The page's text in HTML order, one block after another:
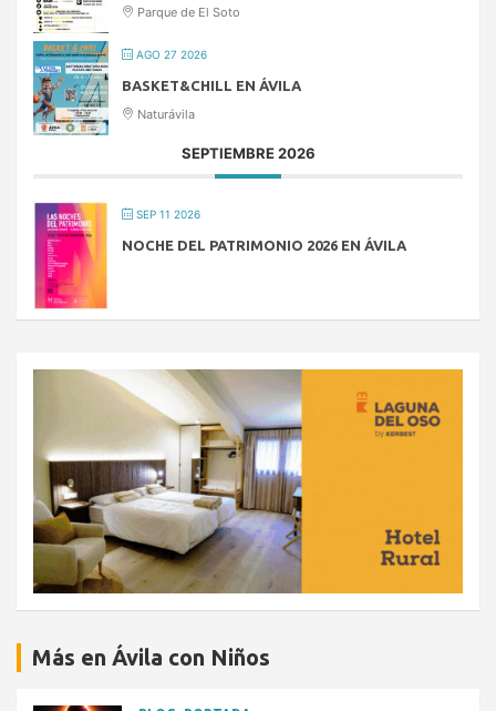
Parque de El Soto
AGO 27 2026
BASKET&CHILL EN ÁVILA
Naturávila
SEPTIEMBRE 2026
SEP 11 2026
NOCHE DEL PATRIMONIO 2026 EN ÁVILA
Más en Ávila con Niños